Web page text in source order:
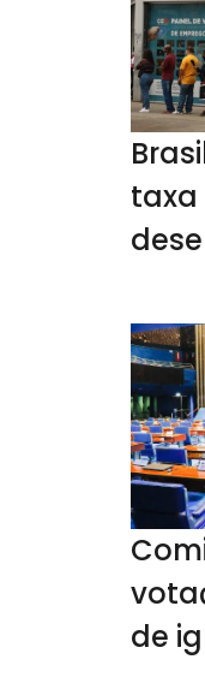
taxa
de